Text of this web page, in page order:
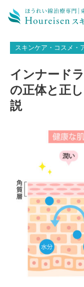
インナードライを根本
スキンケア・コスメ・
インナード
の正体と正
説